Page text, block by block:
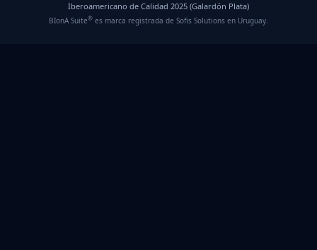
Iberoamericano de Calidad 2025 (Galardón Plata)
BIonA Suite® es marca registrada de Sofis Solutions en Uruguay.